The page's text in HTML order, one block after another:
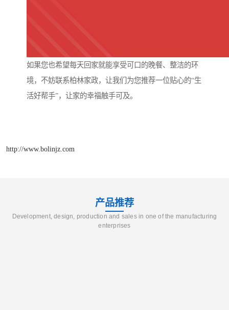
如果您也希望每天回家就能享受可口的晚餐、整洁的环
境，不妨联系柏林家政，让我们为您推荐一位贴心的“生
活好帮手”，让家的幸福触手可及。
http://www.bolinjz.com
产品推荐
Development, design, production and sales in one of the manufacturing
enterprises